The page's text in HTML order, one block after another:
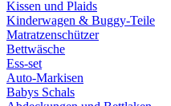
Kissen und Plaids
Kinderwagen & Buggy-Teile
Matratzenschützer
Bettwäsche
Ess-set
Auto-Markisen
Babys Schals